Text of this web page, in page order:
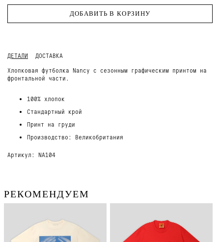
ДОБАВИТЬ В КОРЗИНУ
ДЕТАЛИ
ДОСТАВКА
Хлопковая футболка Nancy с сезонным графическим принтом на
фронтальной части.
100% хлопок
Стандартный крой
Принт на груди
Производство: Великобритания
Артикул: NA104
РЕКОМЕНДУЕМ